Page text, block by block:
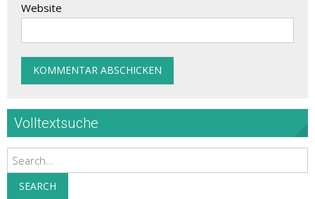
Website
Volltextsuche
Search
SEARCH